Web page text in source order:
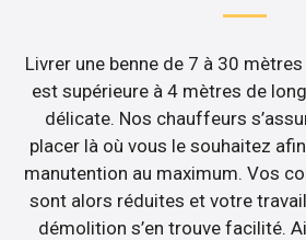
Livrer une benne de 7 à 30
est supérieure à 4 mètres de
délicate. Nos chauffeurs
placer là où vous le souhaitez
manutention au maximum. Vos
sont alors réduites et votre
démolition s’en trouve facilité.